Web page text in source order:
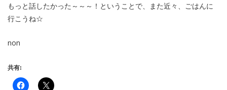
もっと話したかった～～～！ということで、また近々、ごはんに
行こうね☆
non
共有: